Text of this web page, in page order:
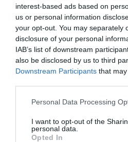
interest-based ads based on
us or personal information
your opt-out. You may separately
disclosure of your personal
IAB’s list of downstream
also be disclosed by us to third
Downstream Participants that
Personal Data Processing
I want to opt-out of the
personal data.
Opted In
Dalla Serie D alla convocazione e
Nazionale maggiore della
Alessandro Ovalle Santos